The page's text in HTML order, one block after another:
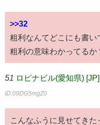
>>32
粗利なんてどこにも書い
粗利の意味わかってるか
51 ロピナビル(愛知県) [JP]
ID:09DG5mgZ0
こんなふうに見せてき